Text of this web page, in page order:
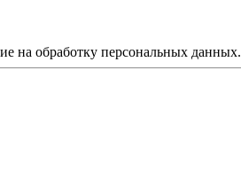
на обработку персональных данных.